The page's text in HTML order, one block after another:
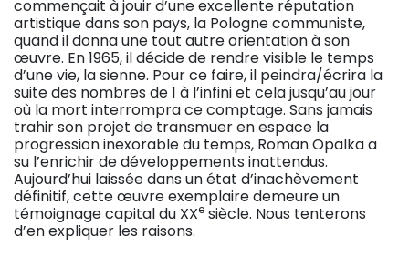
commençait à jouir d’une excellente réputation
artistique dans son pays, la Pologne communiste,
quand il donna une tout autre orientation à son
œuvre. En 1965, il décide de rendre visible le temps
d’une vie, la sienne. Pour ce faire, il peindra/écrira la
suite des nombres de 1 à l’infini et cela jusqu’au jour
où la mort interrompra ce comptage. Sans jamais
trahir son projet de transmuer en espace la
progression inexorable du temps, Roman Opalka a
su l’enrichir de développements inattendus.
Aujourd’hui laissée dans un état d’inachèvement
définitif, cette œuvre exemplaire demeure un
témoignage capital du XXe siècle. Nous tenterons
d’en expliquer les raisons.